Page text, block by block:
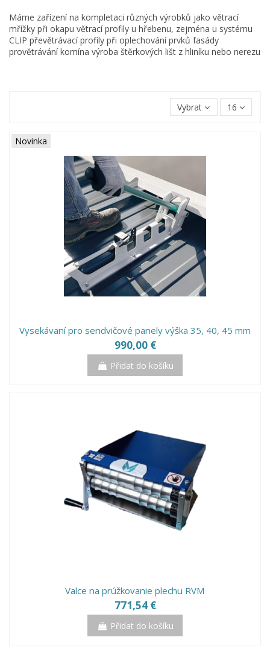
Máme zařízení na kompletaci různých výrobků jako větrací
mřížky při okapu větrací profily u hřebenu, zejména u systému
CLIP převětrávací profily při oplechování prvků fasády
provětrávání komína výroba štěrkových lišt z hliníku nebo nerezu
Vybrat 16
Novinka
Vysekávaní pro sendvičové panely výška 35, 40, 45 mm
990,00 €
Přidat do košíku
Valce na prúžkovanie plechu RVM
771,54 €
Přidat do košíku